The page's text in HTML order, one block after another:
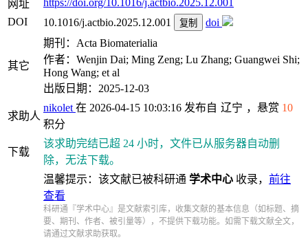
网址
https://doi.org/10.1016/j.actbio.2025.12.001
DOI
10.1016/j.actbio.2025.12.001 复制 doi
其它
期刊：Acta Biomaterialia
作者：Wenjin Dai; Ming Zeng; Lu Zhang; Guangwei Shi;
Hong Wang; et al
出版日期：2025-12-03
求助人
nikolet 在 2026-04-15 10:03:16 发布自 辽宁 ，悬赏 10
积分
下载
该求助完结已超 24 小时，文件已从服务器自动删
除，无法下载。
温馨提示：该文献已被科研通 学术中心 收录， 前往
查看
科研通『学术中心』是文献索引库，收集文献的基本信息（如标题、摘
要、期刊、作者、被引量等），不提供下载功能。如需下载文献全文，
请通过文献求助获取。